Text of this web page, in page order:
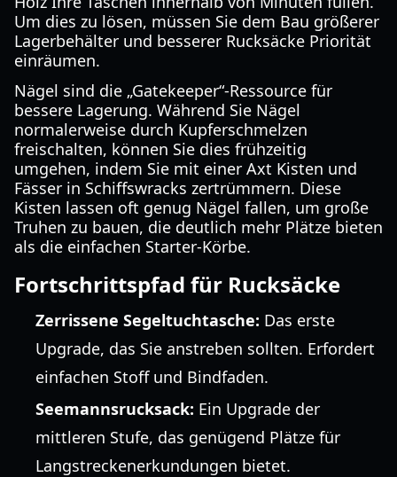
Um dies zu lösen, müssen Sie dem Bau größerer
Lagerbehälter und besserer Rucksäcke Priorität
einräumen.
Nägel sind die „Gatekeeper“-Ressource für
bessere Lagerung. Während Sie Nägel
normalerweise durch Kupferschmelzen
freischalten, können Sie dies frühzeitig
umgehen, indem Sie mit einer Axt Kisten und
Fässer in Schiffswracks zertrümmern. Diese
Kisten lassen oft genug Nägel fallen, um große
Truhen zu bauen, die deutlich mehr Plätze bieten
als die einfachen Starter-Körbe.
Fortschrittspfad für Rucksäcke
Zerrissene Segeltuchtasche: Das erste
Upgrade, das Sie anstreben sollten. Erfordert
einfachen Stoff und Bindfaden.
Seemannsrucksack: Ein Upgrade der
mittleren Stufe, das genügend Plätze für
Langstreckenerkundungen bietet.